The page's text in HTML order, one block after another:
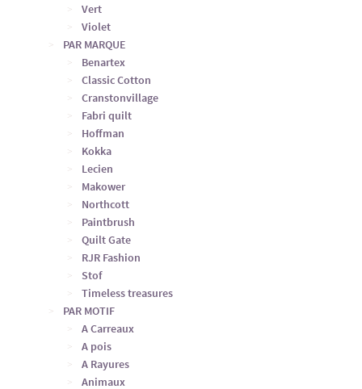
Vert
Violet
PAR MARQUE
Benartex
Classic Cotton
Cranstonvillage
Fabri quilt
Hoffman
Kokka
Lecien
Makower
Northcott
Paintbrush
Quilt Gate
RJR Fashion
Stof
Timeless treasures
PAR MOTIF
A Carreaux
A pois
A Rayures
Animaux